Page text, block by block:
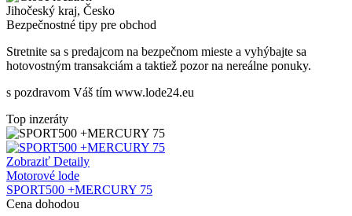
Jihočeský kraj, Česko
Bezpečnostné tipy pre obchod
Stretnite sa s predajcom na bezpečnom mieste a vyhýbajte sa
hotovostným transakciám a taktiež pozor na nereálne ponuky.
s pozdravom Váš tím www.lode24.eu
Top inzeráty
Zobraziť Detaily
Motorové lode
SPORT500 +MERCURY 75
Cena dohodou